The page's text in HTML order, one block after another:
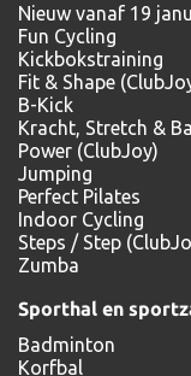
Nieuw vanaf 19
Fun Cycling
Kickbokstraining
Fit & Shape
B-Kick
Kracht, Stretch &
Power (ClubJoy)
Jumping
Perfect Pilates
Indoor Cycling
Steps / Step
Zumba
Sporthal en
Badminton
Korfbal